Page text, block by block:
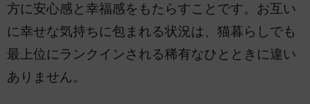
方に安心感と幸福感をもたらすことです。お互い
に幸せな気持ちに包まれる状況は、猫暮らしでも
最上位にランクインされる稀有なひとときに違い
ありません。